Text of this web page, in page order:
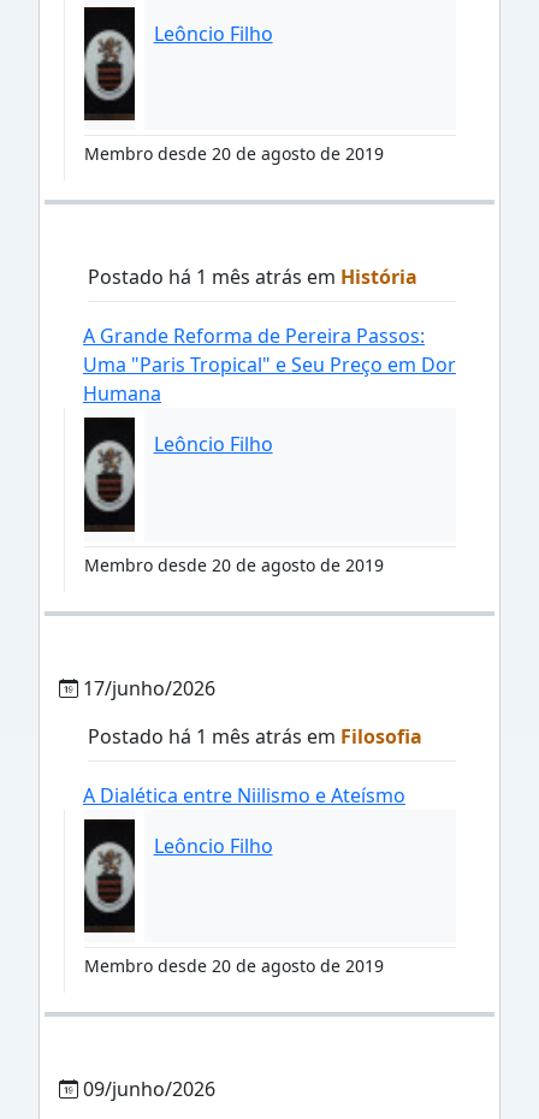
Leôncio Filho
Membro desde 20 de agosto de 2019
Postado há 1 mês atrás em História
A Grande Reforma de Pereira Passos:
Uma "Paris Tropical" e Seu Preço em Dor
Humana
Leôncio Filho
Membro desde 20 de agosto de 2019
17/junho/2026
Postado há 1 mês atrás em Filosofia
A Dialética entre Niilismo e Ateísmo
Leôncio Filho
Membro desde 20 de agosto de 2019
09/junho/2026